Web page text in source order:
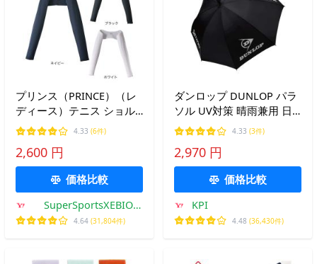
プリンス（PRINCE）（レ
ディース）テニス ショル
ダーアームカバー WA4079
4.33 (6件)
2,600 円
価格比較
SuperSportsXEBIO
Yahoo!店
4.64 (31,804件)
ダンロップ DUNLOP パラ
ソル UV対策 晴雨兼用 日
傘 雨傘 パラソル テニスア
クセサリー テニスアクセ
サリー ブラック×シルバー
TAC-808-BKSV
4.33 (3件)
2,970 円
価格比較
KPI
4.48 (36,430件)